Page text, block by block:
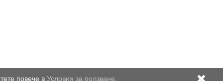
повече в Условия за ползване.